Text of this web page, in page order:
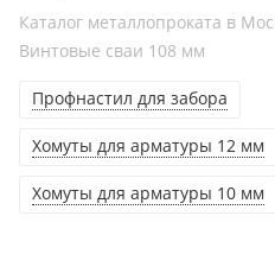
Каталог металлопроката в
Винтовые сваи 108 мм
Профнастил для забора
Хомуты для арматуры 12 мм
Хомуты для арматуры 10 мм